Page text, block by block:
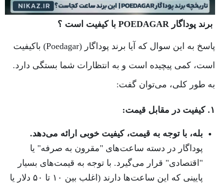
برند پوداگار POEDAGAR با کیفیت است ؟
پاسخ به این سوال که آیا برند پوداگار (Poedagar) باکیفیت
است، کمی پیچیده است و به انتظارات شما بستگی دارد.
به طور کلی، می‌توان گفت:
۱. کیفیت در مقابل قیمت:
بله، با توجه به قیمت، کیفیت خوبی ارائه می‌دهد.
پوداگار در دسته ساعت‌های "مقرون به صرفه" یا
"اقتصادی" قرار می‌گیرد. با توجه به قیمت‌های بسیار
پایینی که این ساعت‌ها دارند (اغلب بین ۱۰ تا ۵۰ دلار یا